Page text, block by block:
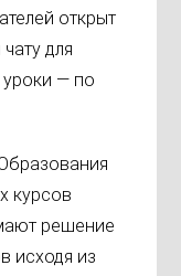
открыт
для
— по
курсов
решение
исходя из